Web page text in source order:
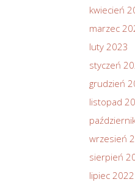
kwiecień
marzec
luty 2023
styczeń
grudzień
listopad
wrzesień
sierpień
lipiec 2022